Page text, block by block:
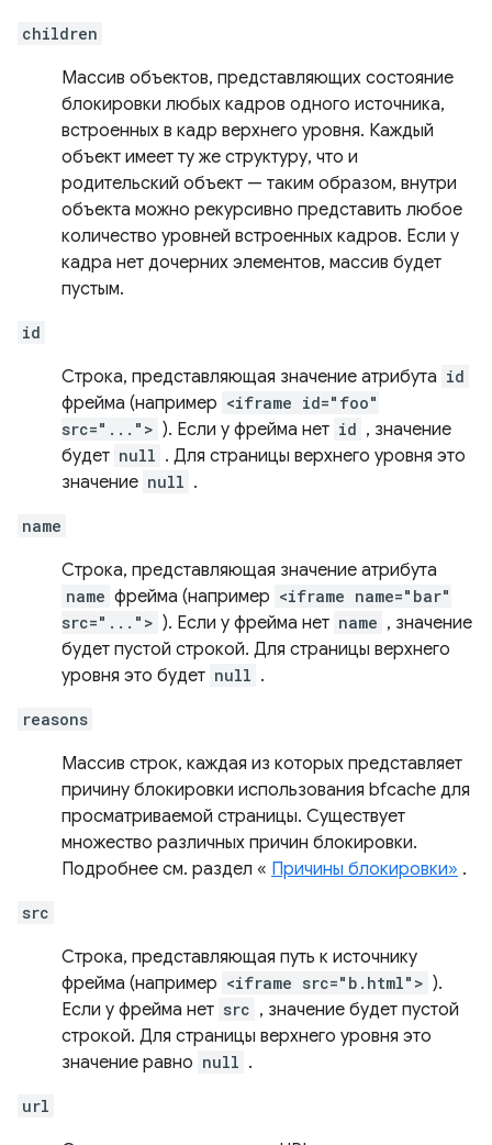
children
Массив объектов, представляющих состояние
блокировки любых кадров одного источника,
встроенных в кадр верхнего уровня. Каждый
объект имеет ту же структуру, что и
родительский объект — таким образом, внутри
объекта можно рекурсивно представить любое
количество уровней встроенных кадров. Если у
кадра нет дочерних элементов, массив будет
пустым.
id
Строка, представляющая значение атрибута id
фрейма (например <iframe id="foo"
src="..."> ). Если у фрейма нет id , значение
будет null . Для страницы верхнего уровня это
значение null .
name
Строка, представляющая значение атрибута
name фрейма (например <iframe name="bar"
src="..."> ). Если у фрейма нет name , значение
будет пустой строкой. Для страницы верхнего
уровня это будет null .
reasons
Массив строк, каждая из которых представляет
причину блокировки использования bfcache для
просматриваемой страницы. Существует
множество различных причин блокировки.
Подробнее см. раздел « Причины блокировки» .
src
Строка, представляющая путь к источнику
фрейма (например <iframe src="b.html"> ).
Если у фрейма нет src , значение будет пустой
строкой. Для страницы верхнего уровня это
значение равно null .
url